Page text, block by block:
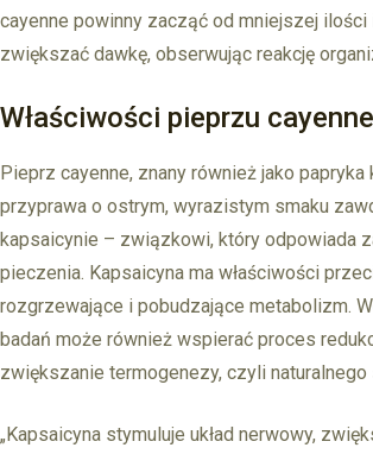
cayenne powinny zacząć od mniejszej
zwiększać dawkę, obserwując reakcję
Właściwości pieprzu cayenne
Pieprz cayenne, znany również jako papryka
przyprawa o ostrym, wyrazistym smaku
kapsaicynie – związkowi, który odpowiada
pieczenia. Kapsaicyna ma właściwości
rozgrzewające i pobudzające metabolizm.
badań może również wspierać proces
zwiększanie termogenezy, czyli naturalnego
„Kapsaicyna stymuluje układ nerwowy,